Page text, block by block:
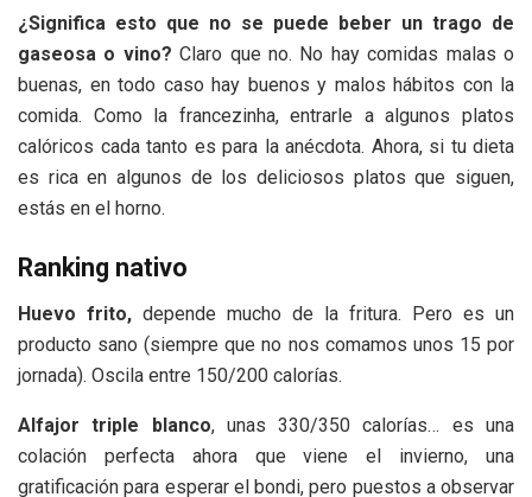
¿Significa esto que no se puede beber un trago de
gaseosa o vino? Claro que no. No hay comidas malas o
buenas, en todo caso hay buenos y malos hábitos con la
comida. Como la francezinha, entrarle a algunos platos
calóricos cada tanto es para la anécdota. Ahora, si tu dieta
es rica en algunos de los deliciosos platos que siguen,
estás en el horno.
Ranking nativo
Huevo frito, depende mucho de la fritura. Pero es un
producto sano (siempre que no nos comamos unos 15 por
jornada). Oscila entre 150/200 calorías.
Alfajor triple blanco, unas 330/350 calorías… es una
colación perfecta ahora que viene el invierno, una
gratificación para esperar el bondi, pero puestos a observar